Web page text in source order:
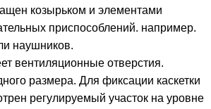
козырьком и элементами
приспособлений. например.
наушников.
вентиляционные отверстия.
размера. Для фиксации каскетки
регулируемый участок на уровне